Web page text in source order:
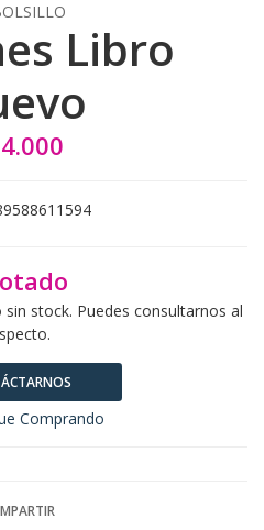
Libro
stock. Puedes consultarnos al
Comprando